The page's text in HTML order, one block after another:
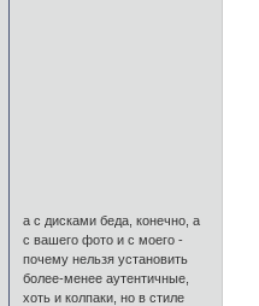
а с дисками беда, конечно, а
с вашего фото и с моего -
почему нельзя установить
более-менее аутентичные,
хоть и колпаки, но в стиле